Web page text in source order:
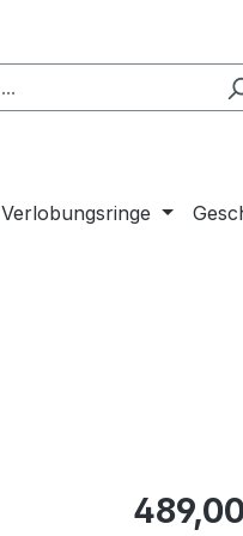
Verlobungsringe
Regulärer